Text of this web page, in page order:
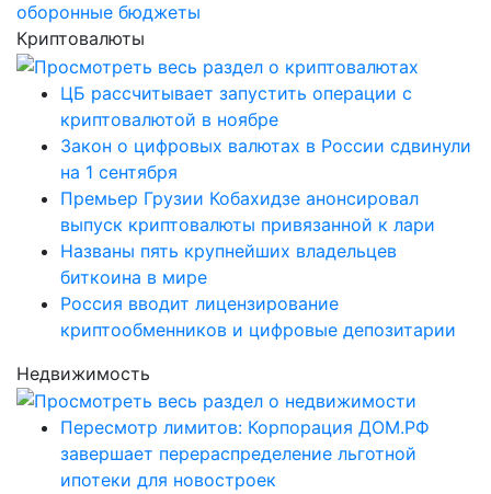
оборонные бюджеты
Криптовалюты
ЦБ рассчитывает запустить операции с
криптовалютой в ноябре
Закон о цифровых валютах в России сдвинули
на 1 сентября
Премьер Грузии Кобахидзе анонсировал
выпуск криптовалюты привязанной к лари
Названы пять крупнейших владельцев
биткоина в мире
Россия вводит лицензирование
криптообменников и цифровые депозитарии
Недвижимость
Пересмотр лимитов: Корпорация ДОМ.РФ
завершает перераспределение льготной
ипотеки для новостроек